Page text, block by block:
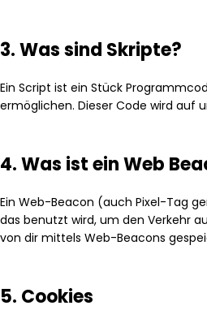
3. Was sind Skripte?
Ein Script ist ein Stück
ermöglichen. Dieser Code wird auf
4. Was ist ein Web
Ein Web-Beacon (auch Pixel-Tag
das benutzt wird, um den Verkehr
von dir mittels Web-Beacons
5. Cookies